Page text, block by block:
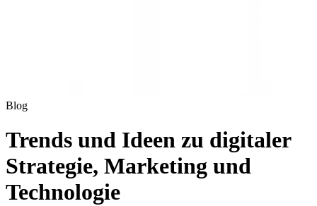
Blog
Trends und Ideen zu digitaler
Strategie, Marketing und
Technologie